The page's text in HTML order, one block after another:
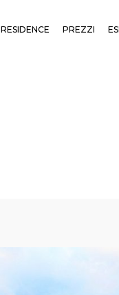
RESIDENCE PREZZI